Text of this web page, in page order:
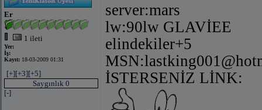
Er
1 ileti
Yer:
İş:
Kayıt: 18-03-2009 01:31
[+][+3][+5]
Saygınlık 0
[-]
server:mars
lw:90lw GLAVİEE
elindekiler+5
MSN:
İSTERSENİZ LİNK: